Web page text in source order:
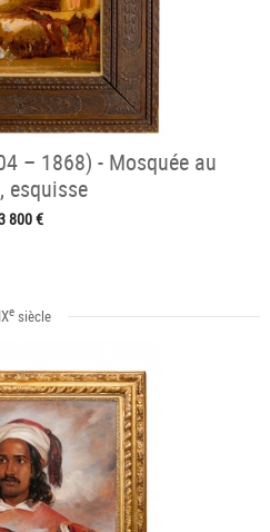
– 1868) - Mosquée au
esquisse
800 €
e siècle